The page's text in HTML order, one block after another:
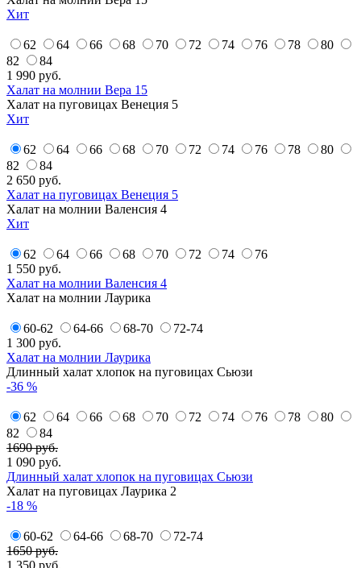
Хит
62 64 66 68 70 72 74 76 78
80
82
84
1 990 руб.
Халат на молнии Вера 15
Халат на пуговицах Венеция 5
Хит
62 64 66 68 70 72 74 76 78
80
82
84
2 650 руб.
Халат на пуговицах Венеция 5
Халат на молнии Валенсия 4
Хит
62 64 66 68 70 72 74
76
1 550 руб.
Халат на молнии Валенсия 4
Халат на молнии Лаурика
60-62 64-66 68-70
72-74
1 300 руб.
Халат на молнии Лаурика
Длинный халат хлопок на пуговицах Сьюзи
-36 %
62 64 66 68 70 72 74 76 78
80
82
84
1690 руб.
1 090 руб.
Длинный халат хлопок на пуговицах Сьюзи
Халат на пуговицах Лаурика 2
-18 %
60-62 64-66 68-70
72-74
1650 руб.
1 350 руб.